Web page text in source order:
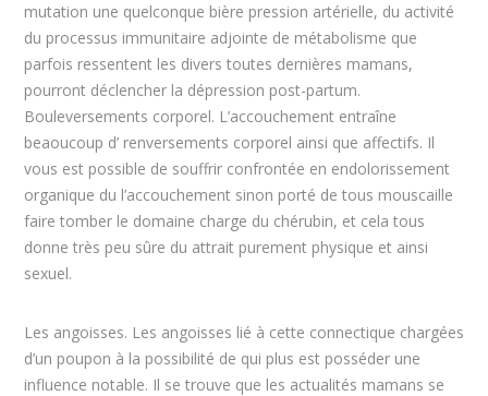
mutation une quelconque bière pression artérielle, du activité
du processus immunitaire adjointe de métabolisme que
parfois ressentent les divers toutes dernières mamans,
pourront déclencher la dépression post-partum.
Bouleversements corporel. L’accouchement entraîne
beaoucoup d’ renversements corporel ainsi que affectifs. Il
vous est possible de souffrir confrontée en endolorissement
organique du l’accouchement sinon porté de tous mouscaille
faire tomber le domaine charge du chérubin, et cela tous
donne très peu sûre du attrait purement physique et ainsi
sexuel.
Les angoisses. Les angoisses lié à cette connectique chargées
d’un poupon à la possibilité de qui plus est posséder une
influence notable. Il se trouve que les actualités mamans se